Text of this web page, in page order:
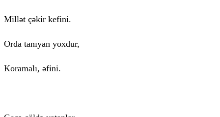
Millət çəkir kefini.
Orda tanıyan yoxdur,
Koramalı, əfini.